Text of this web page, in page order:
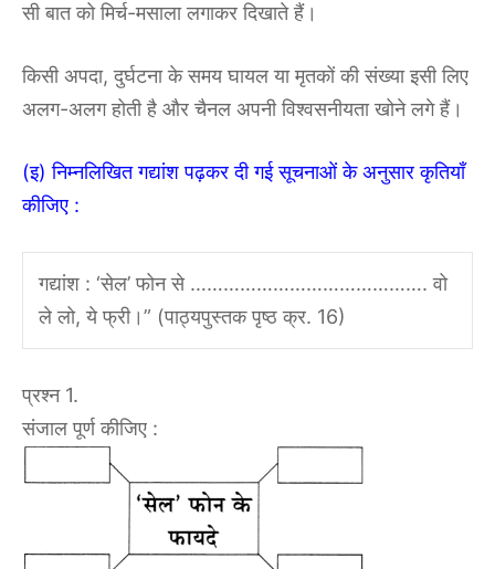
सी बात को मिर्च-मसाला लगाकर दिखाते हैं।
किसी अपदा, दुर्घटना के समय घायल या मृतकों की संख्या इसी लिए
अलग-अलग होती है और चैनल अपनी विश्वसनीयता खोने लगे हैं।
(इ) निम्नलिखित गद्यांश पढ़कर दी गई सूचनाओं के अनुसार कृतियाँ
कीजिए :
गद्यांश : ‘सेल’ फोन से ……………………………………. वो
ले लो, ये फ्री।” (पाठ्यपुस्तक पृष्ठ क्र. 16)
प्रश्न 1.
संजाल पूर्ण कीजिए :